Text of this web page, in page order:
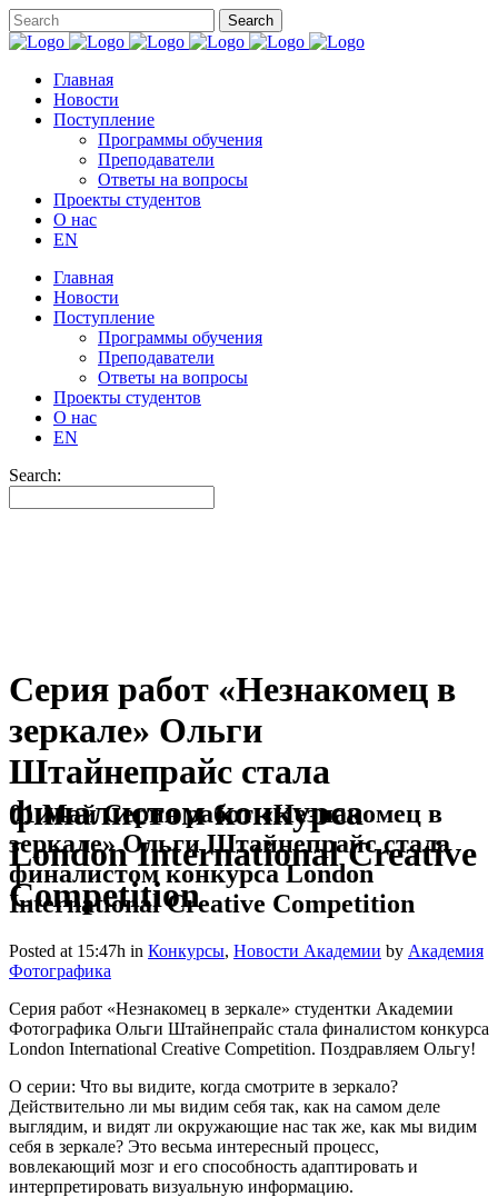
Главная
Новости
Поступление
Программы обучения
Преподаватели
Ответы на вопросы
Проекты студентов
О нас
EN
Главная
Новости
Поступление
Программы обучения
Преподаватели
Ответы на вопросы
Проекты студентов
О нас
EN
Search:
Серия работ «Незнакомец в
зеркале» Ольги
Штайнепрайс стала
финалистом конкурса
London International Creative
Competition
01 МайСерия работ «Незнакомец в
зеркале» Ольги Штайнепрайс стала
финалистом конкурса London
International Creative Competition
Posted at 15:47h in Конкурсы, Новости Академии by Академия
Фотографика
Серия работ «Незнакомец в зеркале» студентки Академии
Фотографика Ольги Штайнепрайс стала финалистом конкурса
London International Creative Competition. Поздравляем Ольгу!
О серии: Что вы видите, когда смотрите в зеркало?
Действительно ли мы видим себя так, как на самом деле
выглядим, и видят ли окружающие нас так же, как мы видим
себя в зеркале? Это весьма интересный процесс,
вовлекающий мозг и его способность адаптировать и
интерпретировать визуальную информацию.